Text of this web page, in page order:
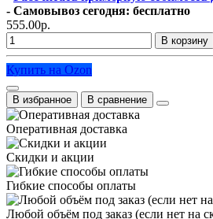
- Самовывоз сегодня: бесплатно
555.00р.
В корзину
Купить на Ozon
В избранное В сравнение
Оперативная доставка
Скидки и акции
Гибкие способы оплаты
Любой объём под заказ (если нет на